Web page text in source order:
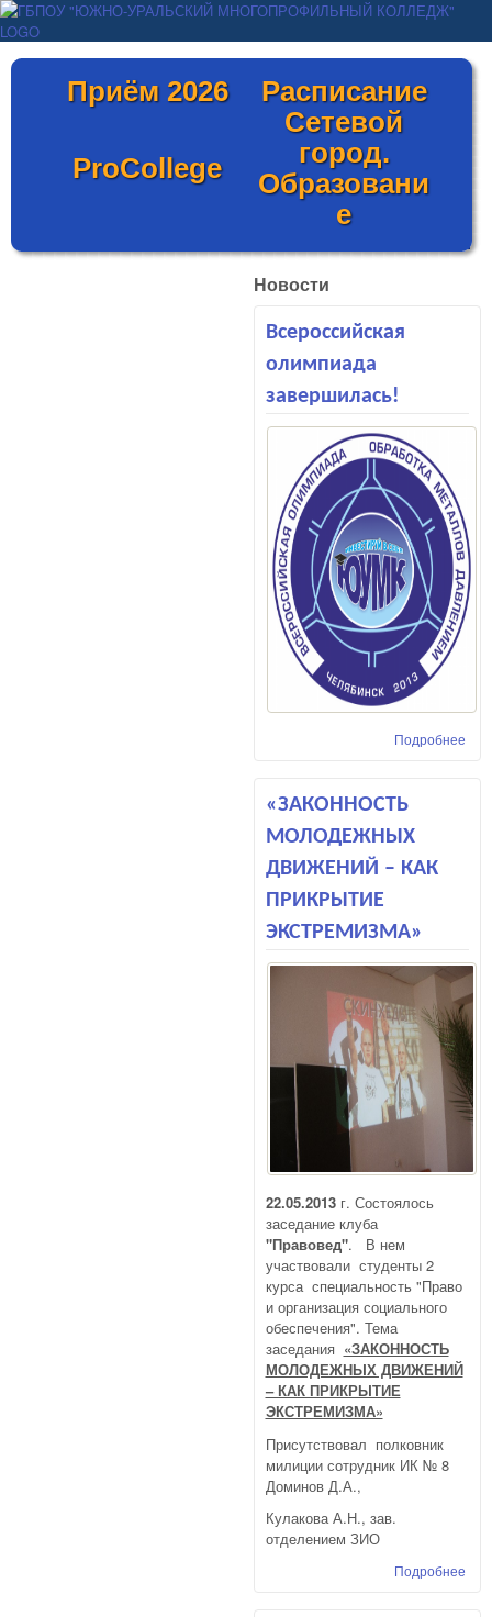
Перейти к основному
содержанию
ГБПОУ "ЮЖНО-
УРАЛЬСКИЙ
МНОГОПРОФИЛЬНЫЙ
Приём 2026 Расписание
ProCollege
Сетевой
город.
Образовани
е
Новости
Всероссийская
олимпиада
завершилась!
Подробнее
«ЗАКОННОСТЬ
МОЛОДЕЖНЫХ
ДВИЖЕНИЙ – КАК
ПРИКРЫТИЕ
ЭКСТРЕМИЗМА»
22.05.2013г. Состоялось
заседание клуба
"Правовед". В нем
участвовали студенты 2
курса специальность "Право
и организация социального
обеспечения". Тема
заседания «ЗАКОННОСТЬ
МОЛОДЕЖНЫХ ДВИЖЕНИЙ
– КАК ПРИКРЫТИЕ
ЭКСТРЕМИЗМА»
Присутствовал полковник
милиции сотрудник ИК № 8
Доминов Д.А.,
Кулакова А.Н., зав.
отделением ЗИО
Подробнее